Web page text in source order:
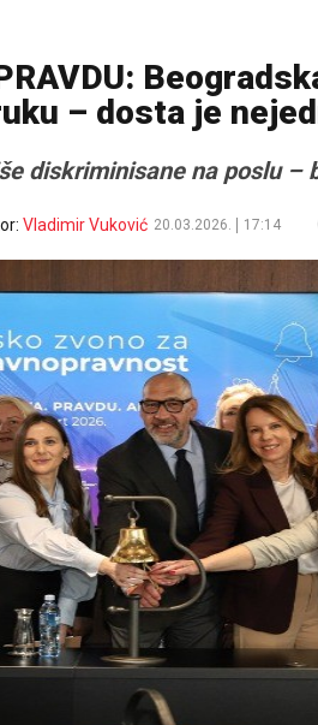
– dosta je
diskriminisane na poslu –
Vladimir Vuković 20.03.2026. 17:14